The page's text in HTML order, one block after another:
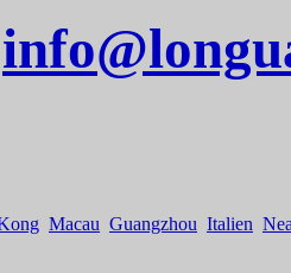
Macau Guangzhou Italien